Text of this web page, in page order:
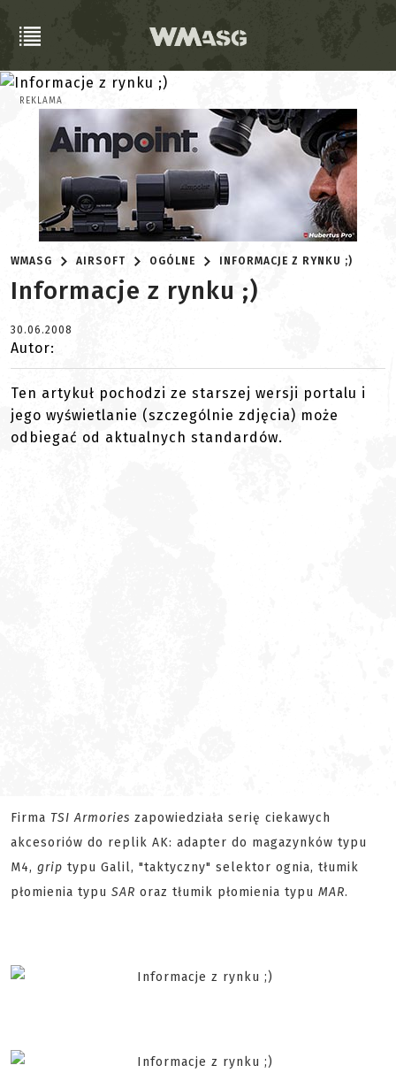
REKLAMA
WMASG AIRSOFT OGÓLNE INFORMACJE Z RYNKU ;)
Informacje z rynku ;)
30.06.2008
Autor:
Ten artykuł pochodzi ze starszej wersji portalu i
jego wyświetlanie (szczególnie zdjęcia) może
odbiegać od aktualnych standardów.
Firma TSI Armories zapowiedziała serię ciekawych
akcesoriów do replik AK: adapter do magazynków typu
M4, grip typu Galil, "taktyczny" selektor ognia, tłumik
płomienia typu SAR oraz tłumik płomienia typu MAR.